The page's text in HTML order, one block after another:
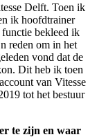
Delft. Toen ik
ik hoofdtrainer
bekleed ik
reden om in het
vond dat de
Dit heb ik toen
van Vitesse
tot het bestuur
te zijn en waar